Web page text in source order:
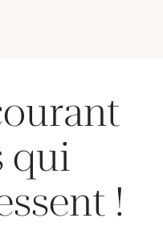
qui
!